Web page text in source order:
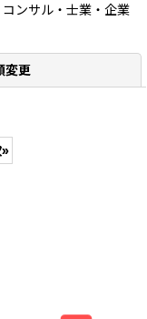
ンサル・士業・企業
変更
»